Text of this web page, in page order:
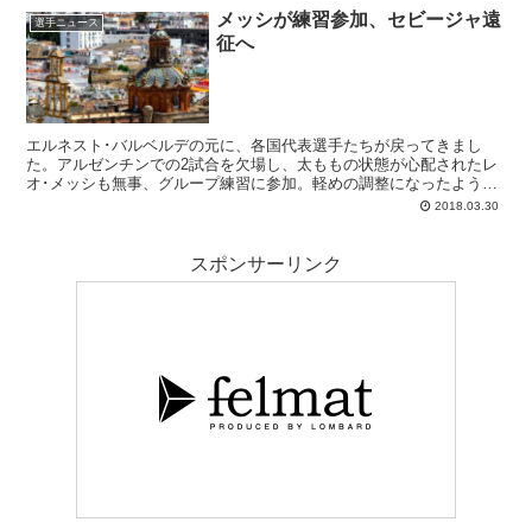
選手ニュース
メッシが練習参加、セビージャ遠
征へ
エルネスト･バルベルデの元に、各国代表選手たちが戻ってきまし
た。アルゼンチンでの2試合を欠場し、太ももの状態が心配されたレ
オ･メッシも無事、グループ練習に参加。軽めの調整になったようで
すが、少なくとも怪我がなかったことは明るい知らせです。2018.03.30
スポンサーリンク